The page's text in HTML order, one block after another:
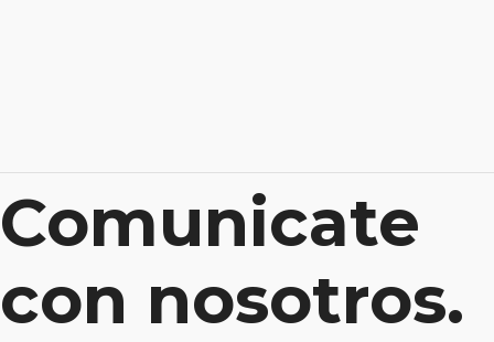
Comunicate
con nosotros.